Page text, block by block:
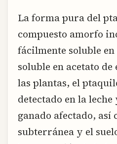
La forma pura del
compuesto amorfo
fácilmente soluble
soluble en acetato
las plantas, el
detectado en la
ganado afectado, así
subterránea y el